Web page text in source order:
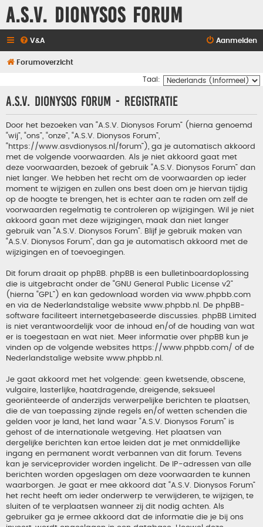
A.S.V. Dionysos Forum
V&A Aanmelden
Forumoverzicht
Taal:
A.S.V. Dionysos Forum - Registratie
Door het bezoeken van “A.S.V. Dionysos Forum” (hierna genoemd
“wij”, “ons”, “onze”, “A.S.V. Dionysos Forum”,
“https://www.asvdionysos.nl/forum”), ga je automatisch akkoord
met de volgende voorwaarden. Als je niet akkoord gaat met
deze voorwaarden, bezoek of gebruik “A.S.V. Dionysos Forum” dan
niet langer. We hebben het recht om de voorwaarden op ieder
moment te wijzigen en zullen ons best doen om je hiervan tijdig
op de hoogte te brengen, het is echter aan te raden om zelf de
voorwaarden regelmatig te controleren op wijzigingen. Wil je niet
akkoord gaan met deze wijzigingen, maak dan niet langer
gebruik van “A.S.V. Dionysos Forum”. Blijf je gebruik maken van
“A.S.V. Dionysos Forum”, dan ga je automatisch akkoord met de
wijzigingen en of toevoegingen.
Dit forum draait op phpBB. phpBB is een bulletinboardoplossing
die is uitgebracht onder de “GNU General Public License v2”
(hierna “GPL”) en kan gedownload worden via www.phpbb.com
en via de Nederlandstalige website www.phpbb.nl . De phpBB-
software faciliteert internetgebaseerde discussies. phpBB Limited
is niet verantwoordelijk voor de inhoud en/of de houding van wat
er is toegestaan en wat niet. Meer informatie over phpBB kun je
vinden op de volgende websites https://www.phpbb.com/ of de
Nederlandstalige website www.phpbb.nl
Je gaat akkoord met het volgende: geen kwetsende, obscene,
vulgaire, lasterlijke, haatdragende, dreigende, seksueel
georiënteerde of anderzijds verwerpelijke berichten te plaatsen,
die de van toepassing zijnde regels en/of wetten schenden die
gelden voor je land, het land waar “A.S.V. Dionysos Forum” is
gehost of de internationale wetgeving. Het plaatsen van
dergelijke berichten kan ertoe leiden dat je met onmiddellijke
ingang en permanent wordt verbannen van dit forum. Tevens
kan je serviceprovider worden ingelicht. De IP-adressen van alle
berichten worden opgeslagen om deze voorwaarden te kunnen
waarborgen. Je gaat er mee akkoord dat “A.S.V. Dionysos Forum”
het recht heeft om ieder onderwerp te verwijderen, te wijzigen, te
sluiten of te verplaatsen wanneer zij dit nodig achten. Als
gebruiker ga je ermee akkoord dat de informatie die je bij ons